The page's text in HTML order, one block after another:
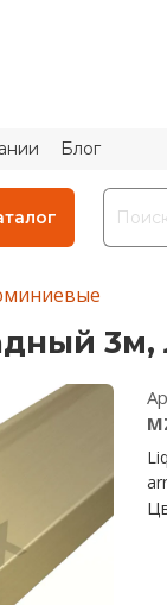
Блог
3м,